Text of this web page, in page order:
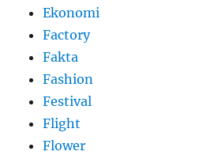
Ekonomi
Factory
Fakta
Fashion
Festival
Flight
Flower